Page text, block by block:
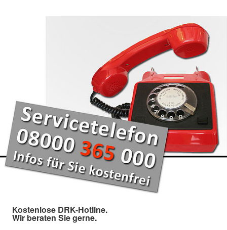
Kostenlose DRK-Hotline.
Wir beraten Sie gerne.